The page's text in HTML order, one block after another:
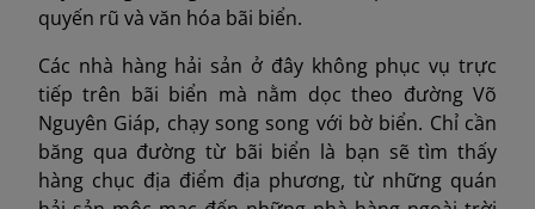
quyến rũ và văn hóa bãi biển.
Các nhà hàng hải sản ở đây không phục vụ trực
tiếp trên bãi biển mà nằm dọc theo đường Võ
Nguyên Giáp, chạy song song với bờ biển. Chỉ cần
băng qua đường từ bãi biển là bạn sẽ tìm thấy
hàng chục địa điểm địa phương, từ những quán